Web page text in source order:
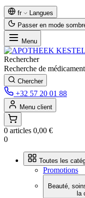
fr
Langues
Passer en mode
Menu
Rechercher
Chercher
+32 57 20 01 88
Menu client
0 articles 0,00 €
0
Toutes les
Promotions
Beauté,
la